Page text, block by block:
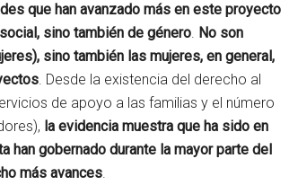
que han avanzado más en este proyecto
sino también de género. No son
sino también las mujeres, en general,
. Desde la existencia del derecho al
de apoyo a las familias y el número
la evidencia muestra que ha sido en
gobernado durante la mayor parte del
más avances.